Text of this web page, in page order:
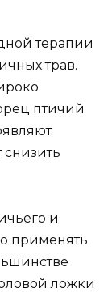
терапии
трав.
птичий
и
применять
ложки